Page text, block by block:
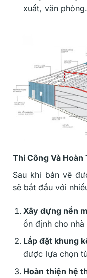
xuất, văn phòng.
Thi Công Và Hoàn
Sau khi bản vẽ
sẽ bắt đầu với
Xây dựng nền
ốn định cho
Lắp đặt khung
được lựa chọn
Hoàn thiện hệ